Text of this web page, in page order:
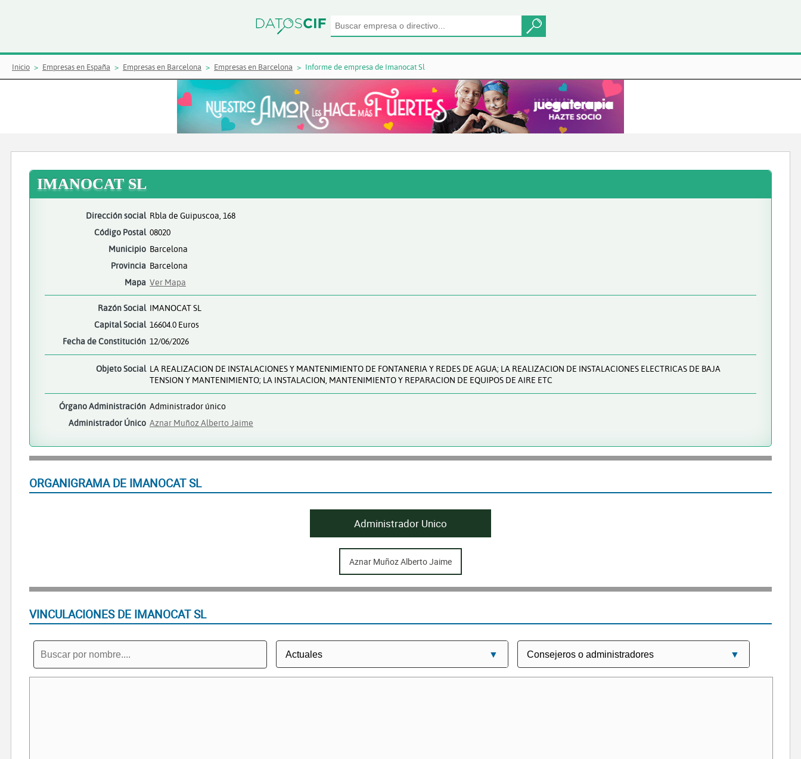
Inicio Empresas en España Empresas en Barcelona Empresas en Barcelona Informe de empresa de Imanocat Sl
IMANOCAT SL
Dirección social Rbla de Guipuscoa, 168
Código Postal 08020
Municipio Barcelona
Provincia Barcelona
Mapa Ver Mapa
Razón Social IMANOCAT SL
Capital Social 16604.0 Euros
Fecha de Constitución 12/06/2026
Objeto Social LA REALIZACION DE INSTALACIONES Y MANTENIMIENTO DE FONTANERIA Y REDES DE AGUA; LA REALIZACION DE INSTALACIONES ELECTRICAS DE BAJA
TENSION Y MANTENIMIENTO; LA INSTALACION, MANTENIMIENTO Y REPARACION DE EQUIPOS DE AIRE ETC
Órgano Administración Administrador único
Administrador Único Aznar Muñoz Alberto Jaime
ORGANIGRAMA DE IMANOCAT SL
Administrador Unico
Aznar Muñoz Alberto Jaime
VINCULACIONES DE IMANOCAT SL